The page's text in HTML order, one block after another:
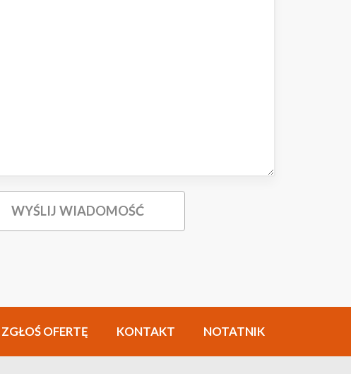
ZGŁOŚ OFERTĘ KONTAKT NOTATNIK